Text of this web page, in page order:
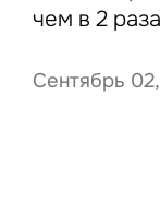
чем в 2 раза
Сентябрь